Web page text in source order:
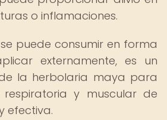
o inflamaciones.
puede consumir en forma
externamente, es un
la herbolaria maya para
y muscular de
efectiva.